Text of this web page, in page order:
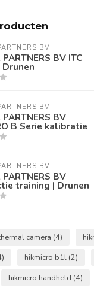
BV
PARTNERS BV ITC
Drunen
BV
PARTNERS BV
B Serie kalibratie
BV
PARTNERS BV
training | Drunen
camera (4)
hikmicro b1l (2)
hikmicro handheld (4)